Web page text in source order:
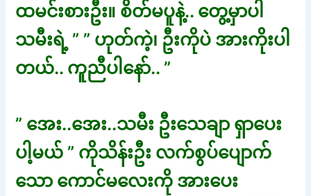
ထမင်းစားဦး။ စိတ်မပူနဲ့.. တွေ့မှာပါ
သမီးရဲ့ ” ” ဟုတ်ကဲ့၊ ဦးကိုပဲ အားကိုးပါ
တယ်.. ကူညီပါနော်.. ”
” အေး..အေး..သမီး ဦးသေချာ ရှာပေး
ပါ့မယ် ” ကိုသိန်းဦး လက်စွပ်ပျောက်
သော ကောင်မလေးကို အားပေး